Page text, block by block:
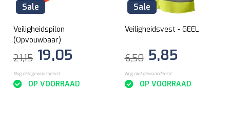
Sale
Veiligheidspilon
(Opvouwbaar)
21,15 19,05
Nog niet gewaardeerd
OP VOORRAAD
Sale
Veiligheidsvest - GEEL
6,50 5,85
Nog niet gewaardeerd
OP VOORRAAD